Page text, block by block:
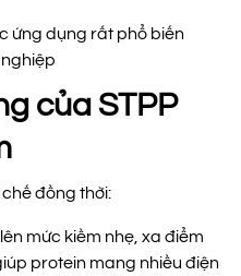
ứng dụng rất phổ biến
của STPP
đồng thời:
mức kiềm nhẹ, xa điểm
protein mang nhiều điện